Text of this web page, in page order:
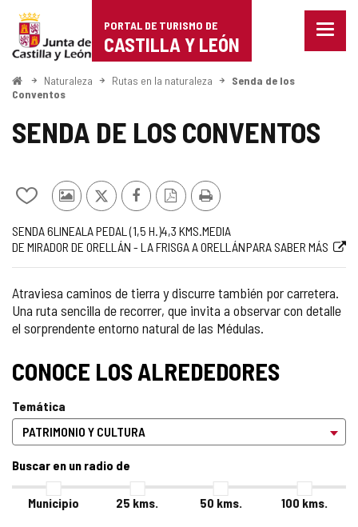
Portal
de
Turismo
de
Castilla
León
PORTAL DE TURISMO DE
CASTILLA Y LEÓN
Menu
InicioNaturaleza Rutas en la naturaleza
Senda de los
Conventos
SENDA DE LOS CONVENTOS
Añadir/quitar
mis
cuadernos
Fotos
otros
turistas
X FacebookVersiónImprimir
Código
de
la
SENDA 6
TrayectoLINEAL
Medio A PEDAL (1,5 H. )
Longitud 4,3 KMS.
Dificultad
de
la
MEDIA
Recorrido
DE MIRADOR DE ORELLÁN - LA FRISGA A ORELLÁN
Enlace
a
web
PARA SABER MÁS
Atraviesa caminos de tierra y discurre también por carretera.
Una ruta sencilla de recorrer, que invita a observar con detalle
el sorprendente entorno natural de las Médulas.
CONOCE LOS ALREDEDORES
Temática
Buscar en un radio de
Municipio 25 kms. 50 kms. 100 kms.